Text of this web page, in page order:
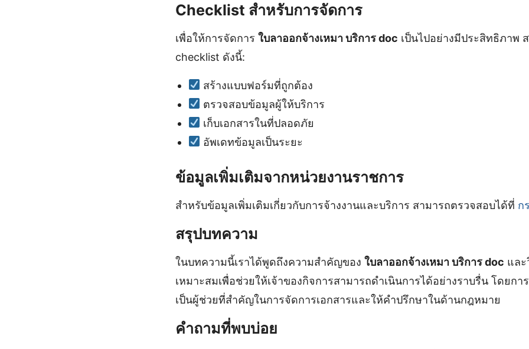
Checklist สำหรับการจัดการ
เพื่อให้การจัดการ ใบลาออกจ้างเหมา บริการ doc เป็นไปอย่างมีประสิทธิภาพ
checklist ดังนี้:
สร้างแบบฟอร์มที่ถูกต้อง
ตรวจสอบข้อมูลผู้ให้บริการ
เก็บเอกสารในที่ปลอดภัย
อัพเดทข้อมูลเป็นระยะ
ข้อมูลเพิ่มเติมจากหน่วยงานราชการ
สำหรับข้อมูลเพิ่มเติมเกี่ยวกับการจ้างงานและบริการ สามารถตรวจสอบได้ที่ ก
สรุปบทความ
ในบทความนี้เราได้พูดถึงความสำคัญของ ใบลาออกจ้างเหมา บริการ doc และ
เหมาะสมเพื่อช่วยให้เจ้าของกิจการสามารถดำเนินการได้อย่างราบรื่น โดยก
เป็นผู้ช่วยที่สำคัญในการจัดการเอกสารและให้คำปรึกษาในด้านกฎหมาย
คำถามที่พบบ่อย